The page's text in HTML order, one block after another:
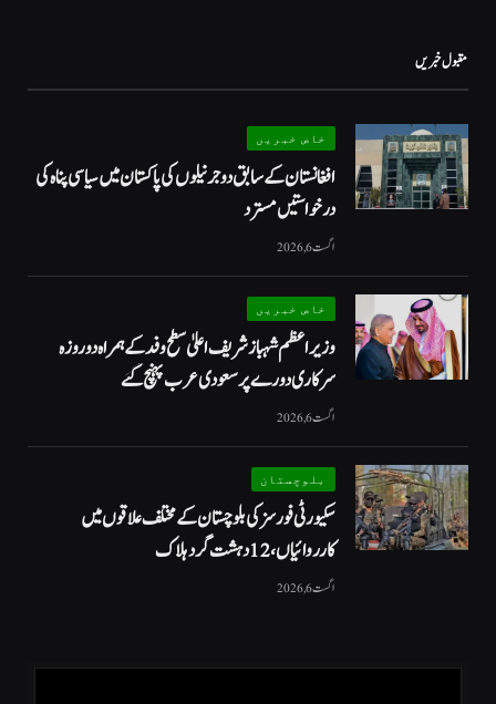
مقبول خبریں
خاص خبریں
افغانستان کے سابق دو جرنیلوں کی پاکستان میں سیاسی پناہ کی
درخواستیں مسترد
اگست 6, 2026
خاص خبریں
وزیراعظم شہبازشریف اعلیٰ سطح وفد کے ہمراہ دو روزه
سرکاری دورے پر سعودی عرب پہنچ گئے
اگست 6, 2026
بلوچستان
سکیورٹی فورسز کی بلوچستان کے مختلف علاقوں میں
کارروائیاں ، 12 دہشت گرد ہلاک
اگست 6, 2026